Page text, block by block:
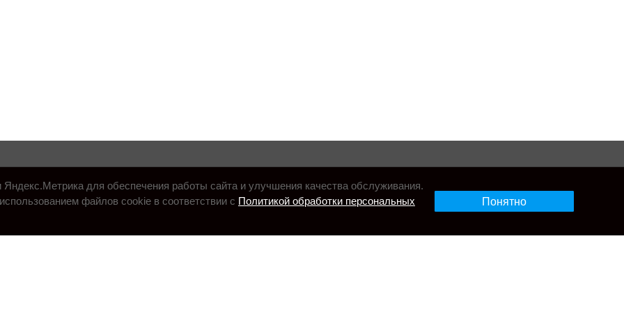
для обеспечения работы сайта и улучшения качества обслуживания.
файлов cookie в соответствии с Политикой обработки персональных
Понятно